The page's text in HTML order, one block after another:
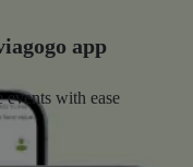
app
with ease